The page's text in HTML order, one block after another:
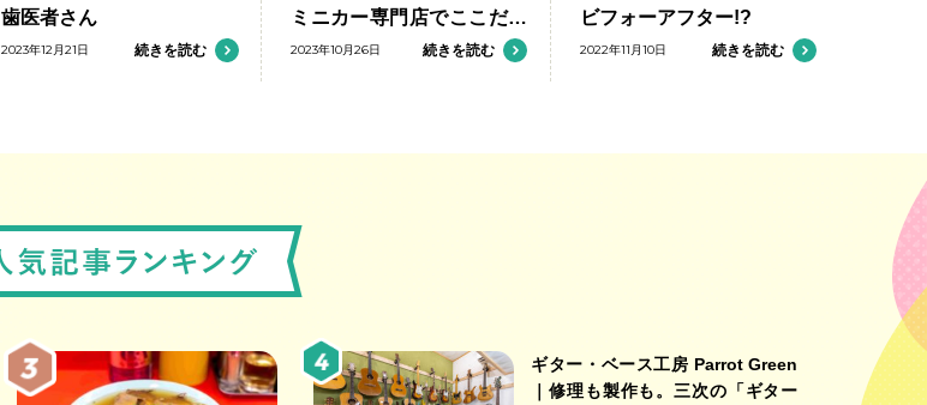
歯医者さん
2023年12月21日 続きを読む
ミニカー専門店でここだけ
の出会いを楽しもう
2023年10月26日 続きを読む
ビフォーアフター!?
2022年11月10日 続きを読む
ギター・ベース工房 Parrot Green
｜修理も製作も。三次の「ギター